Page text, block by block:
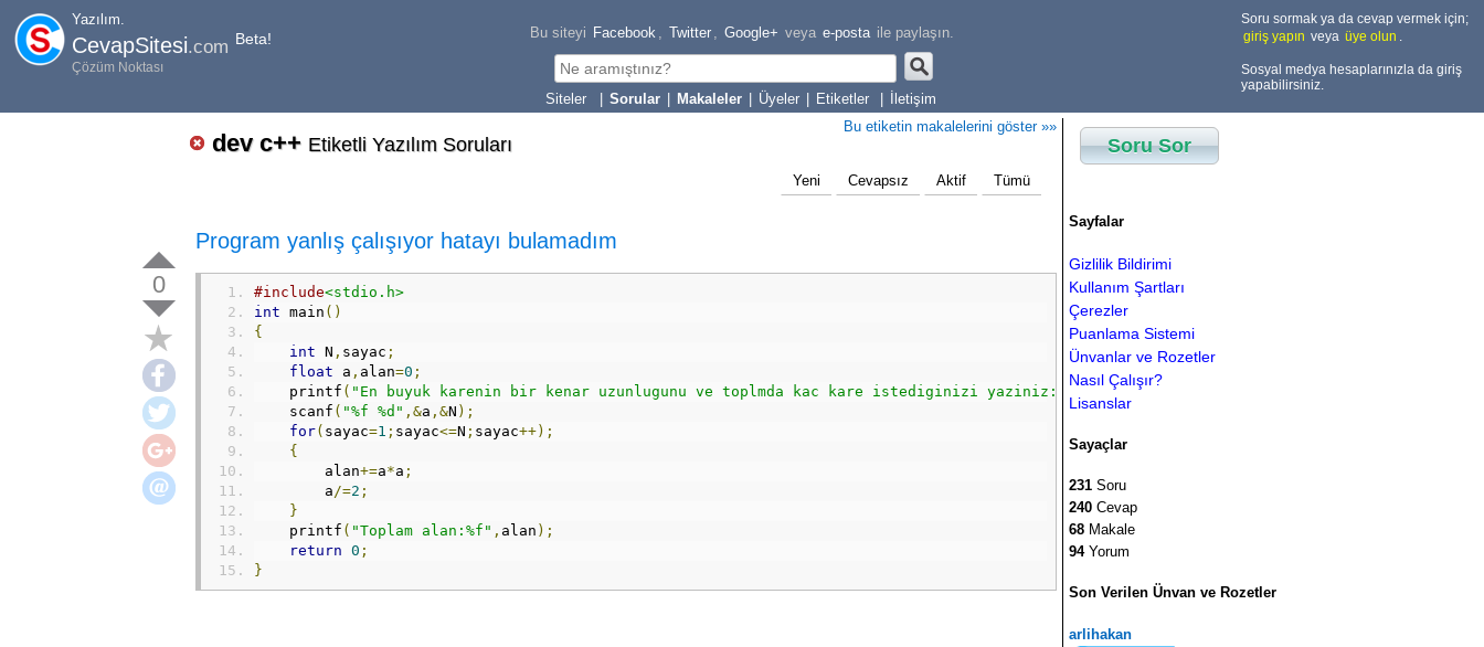
Yazılım.
CevapSitesi.com Beta!
Çözüm Noktası
Bu siteyi Facebook , Twitter , Google+ veya e-posta ile paylaşın.
Sorular Makaleler Üyeler Etiketler İletişim
Soru sormak ya da cevap vermek için;
giriş yapın veya üye olun .
Sosyal medya hesaplarınızla da giriş
yapabilirsiniz.
dev c++ Etiketli Yazılım Soruları
Bu etiketin makalelerini göster »»
Yeni Cevapsız Aktif Tümü
0
Program yanlış çalışıyor hatayı bulamadım
#include<stdio.h>
int main ()
{
int N , sayac ;
float a , alan=0 ;
printf ( "En buyuk karenin bir kenar uzunlugunu ve toplmda kac kare istediginizi yaziniz:"
scanf ( "%f %d" ,&a ,&N );
for( sayac=1 ; sayac<=N ; sayac++);
{
alan+=a*a ;
a/=2 ;
}
printf ( "Toplam alan:%f" , alan );
return 0 ;
}
Soru Sor
Sayfalar
Gizlilik Bildirimi
Kullanım Şartları
Çerezler
Puanlama Sistemi
Ünvanlar ve Rozetler
Nasıl Çalışır?
Lisanslar
Sayaçlar
231 Soru
240 Cevap
68 Makale
94Yorum
Son Verilen Ünvan ve Rozetler
arlihakan